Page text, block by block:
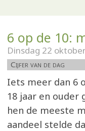
6 op de 10:
Dinsdag 22
Cijfer van de dag
Iets meer dan 6
18 jaar en ouder
hen de meeste
aandeel stelde